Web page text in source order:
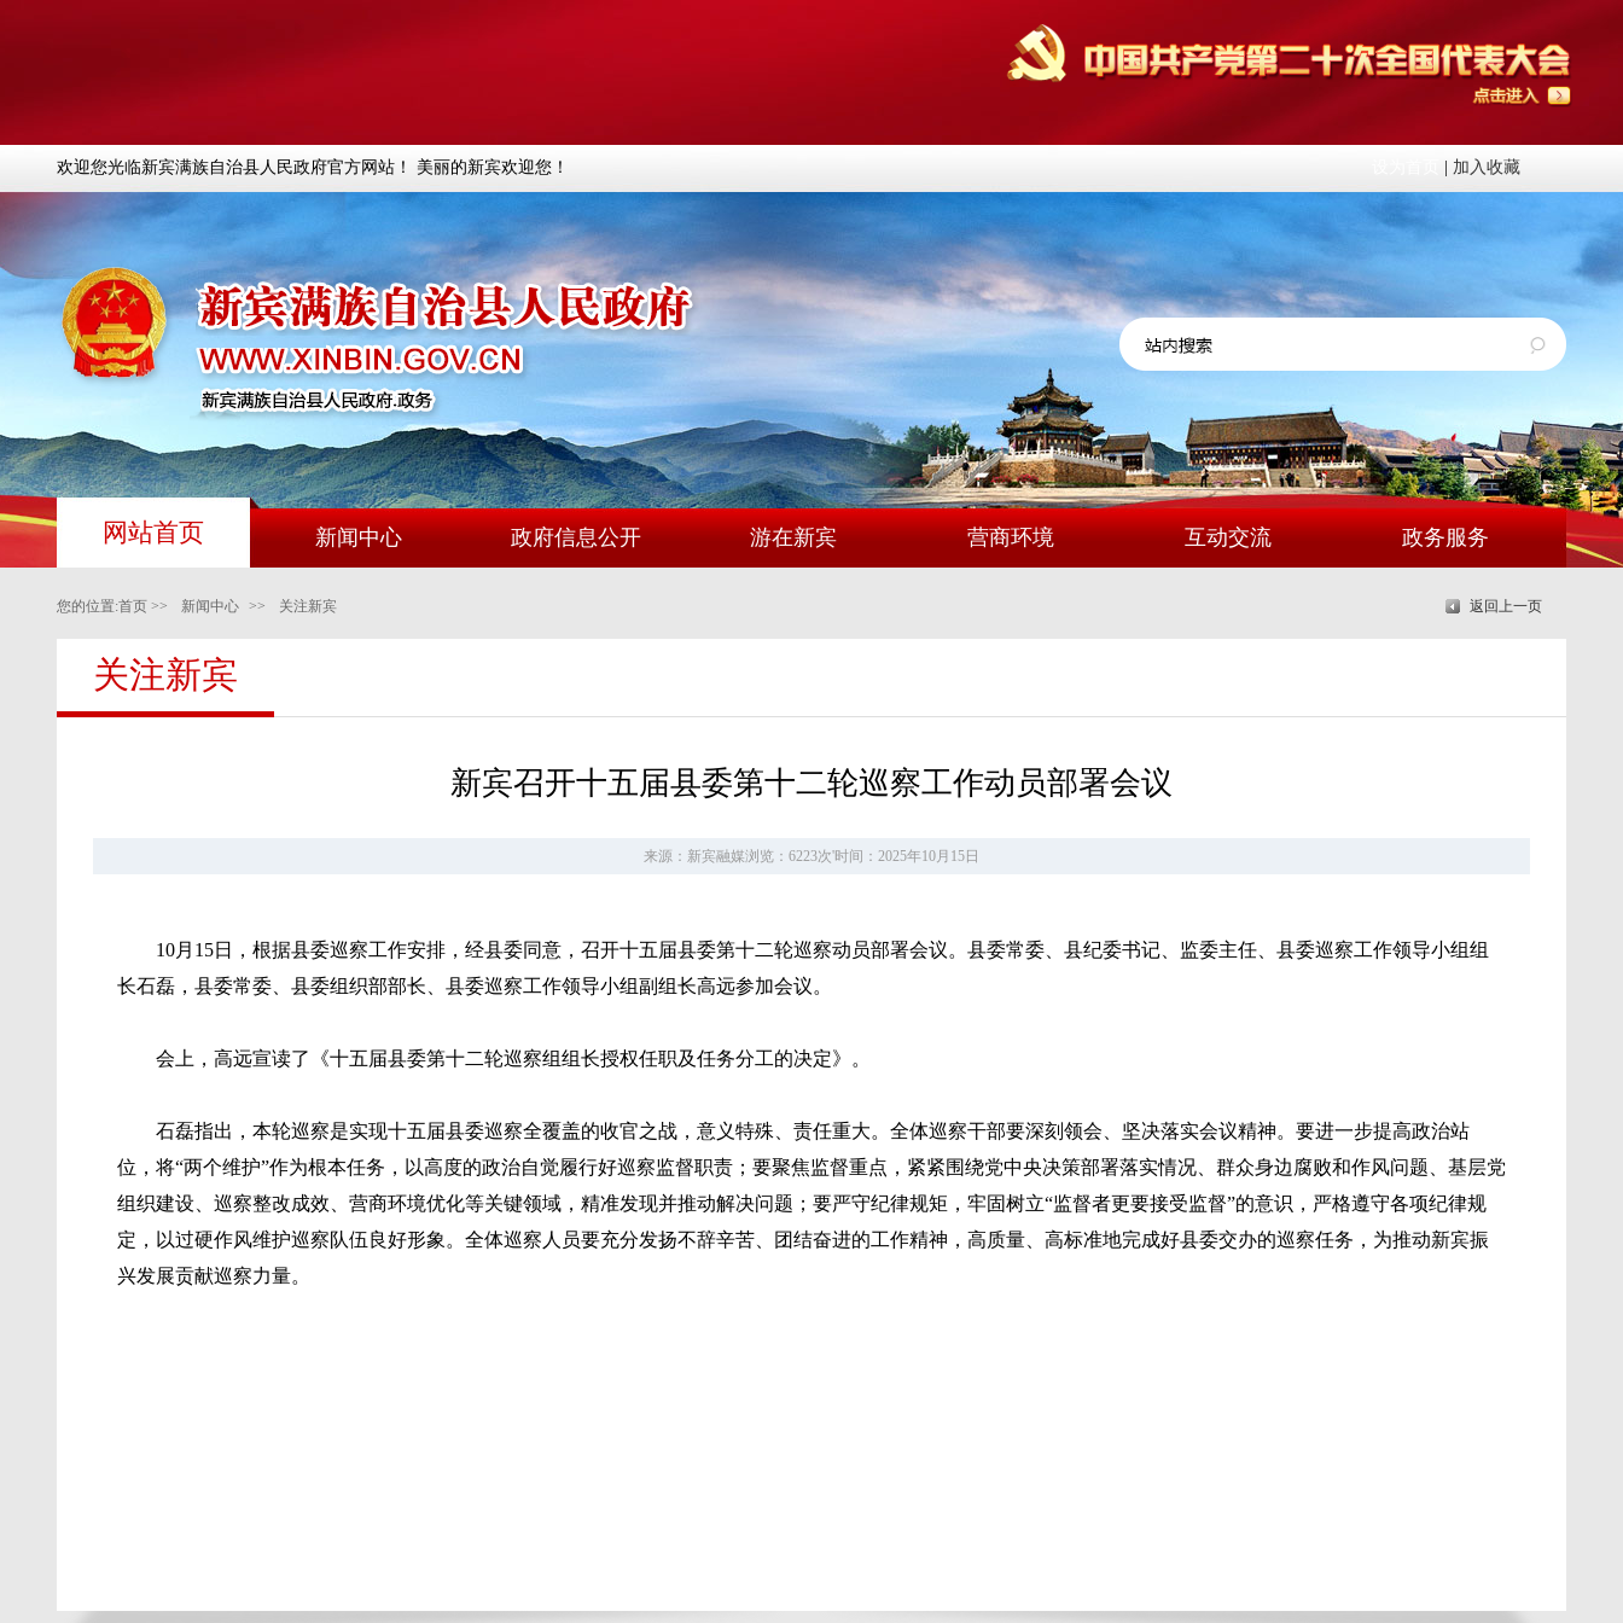
欢迎您光临新宾满族自治县人民政府官方网站！ 美丽的新宾欢迎您！ 加入收藏
网站首页 新闻中心 政府信息公开 游在新宾 营商环境 互动交流 政务服务
您的位置:首页 >> 新闻中心 >> 关注新宾 返回上一页
关注新宾
新宾召开十五届县委第十二轮巡察工作动员部署会议
来源：新宾融媒浏览：6223次'时间：2025年10月15日
10月15日，根据县委巡察工作安排，经县委同意，召开十五届县委第十二轮巡察动员部署会议。县委常委、县纪委书记、监委主任、县委巡察工作领导小组组
长石磊，县委常委、县委组织部部长、县委巡察工作领导小组副组长高远参加会议。
会上，高远宣读了《十五届县委第十二轮巡察组组长授权任职及任务分工的决定》。
石磊指出，本轮巡察是实现十五届县委巡察全覆盖的收官之战，意义特殊、责任重大。全体巡察干部要深刻领会、坚决落实会议精神。要进一步提高政治站
位，将“两个维护”作为根本任务，以高度的政治自觉履行好巡察监督职责；要聚焦监督重点，紧紧围绕党中央决策部署落实情况、群众身边腐败和作风问题、基层党
组织建设、巡察整改成效、营商环境优化等关键领域，精准发现并推动解决问题；要严守纪律规矩，牢固树立“监督者更要接受监督”的意识，严格遵守各项纪律规
定，以过硬作风维护巡察队伍良好形象。全体巡察人员要充分发扬不辞辛苦、团结奋进的工作精神，高质量、高标准地完成好县委交办的巡察任务，为推动新宾振
兴发展贡献巡察力量。